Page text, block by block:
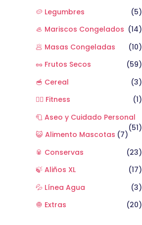
🥔 Legumbres
(5)
🦪 Mariscos Congelados (14)
🥟 Masas Congeladas
(10)
🥜 Frutos Secos
(59)
🥣 Cereal
(3)
🏋️‍♂️ Fitness
(1)
🧻 Aseo y Cuidado Personal
(51)
😺 Alimento Mascotas (7)
🥫 Conservas
(23)
🍃 Aliños XL
(17)
💦 Línea Agua
(3)
🧅 Extras
(20)